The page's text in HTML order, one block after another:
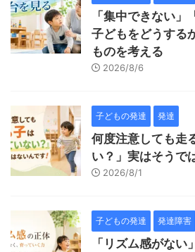
「集中できない」
子どもをどうする
ものを考える
2026/8/6
子どもの発達 発達
何度注意しても走
い？」実はそうで
2026/8/1
子どもの発達 発達障害
「リズム感がない